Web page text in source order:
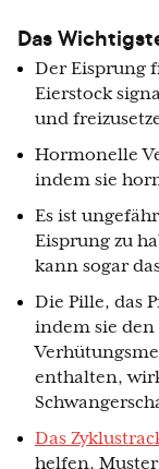
Das
Der Eisprung
Eierstock
und
Hormonelle
indem sie
Es ist
Eisprung zu
kann sogar
Die Pille, das
indem sie
enthalten,
Das
helfen,